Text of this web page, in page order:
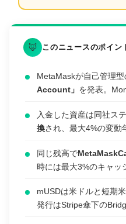
🦊 このニュースのポイン
MetaMaskが自己管理
Account」 を発表。
入金した資産は同社ス
換され、最大4%の変動
同じ残高で
時には最大3%のキャッ
mUSDは米ドルと短期
発行はStripe傘下の